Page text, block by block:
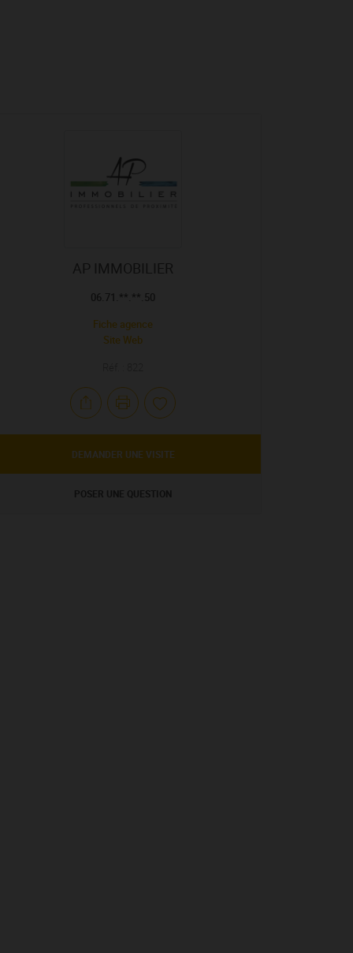
AP IMMOBILIER
06.71.**.**.50
Fiche agence
Site Web
DEMANDER UNE VISITE
POSER UNE QUESTION